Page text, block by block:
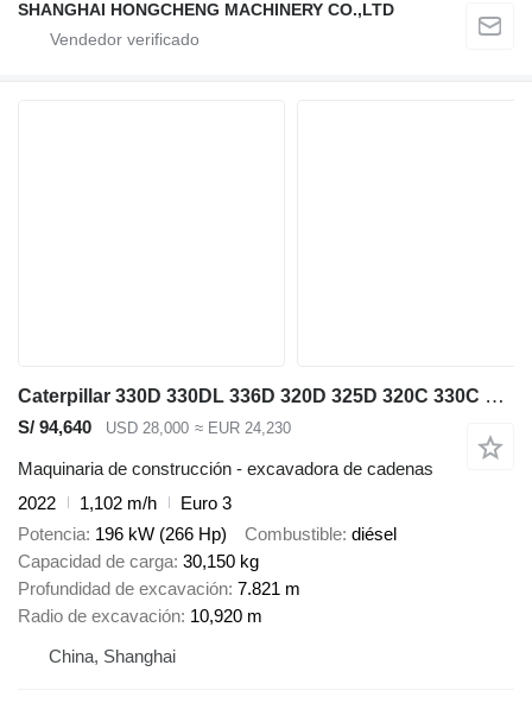
SHANGHAI HONGCHENG MACHINERY CO.,LTD
Caterpillar 330D 330DL 336D 320D 325D 320C 330C 320B 330B
S/ 94,640 USD 28,000 ≈ EUR 24,230
Maquinaria de construcción - excavadora de cadenas
2022
1,102 m/h
Euro 3
Potencia 196 kW (266 Hp) Combustible diésel
Capacidad de carga 30,150 kg
Profundidad de excavación 7.821 m
Radio de excavación 10,920 m
China, Shanghai